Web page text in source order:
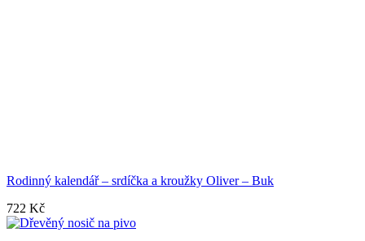
Rodinný kalendář – srdíčka a kroužky Oliver – Buk
722 Kč